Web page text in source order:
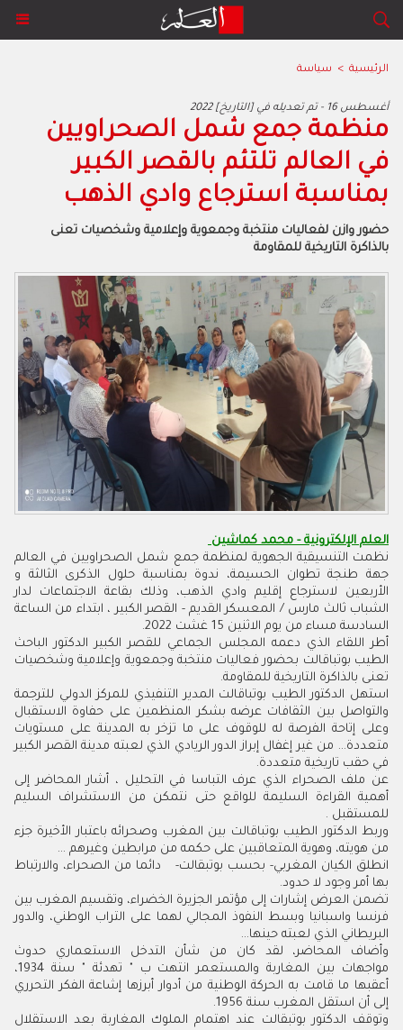
الرئيسية > سياسة
2022 أغسطس 16 - تم تعديله في [التاريخ]
منظمة جمع شمل الصحراويين
في العالم تلتئم بالقصر الكبير
بمناسبة استرجاع وادي الذهب
حضور وازن لفعاليات منتخبة وجمعوية وإعلامية وشخصيات تعنى
بالذاكرة التاريخية للمقاومة
العلم الإلكترونية - محمد كماشين
نظمت التنسيقية الجهوية لمنظمة جمع شمل الصحراويين في العالم
جهة طنجة تطوان الحسيمة، ندوة بمناسبة حلول الذكرى الثالثة و
الأربعين لاسترجاع إقليم وادي الذهب، وذلك بقاعة الاجتماعات لدار
الشباب ثالث مارس / المعسكر القديم - القصر الكبير ، ابتداء من الساعة
السادسة مساء من يوم الاثنين 15 غشت 2022.
أطر اللقاء الذي دعمه المجلس الجماعي للقصر الكبير الدكتور الباحث
الطيب بوتباقالت بحضور فعاليات منتخبة وجمعوية وإعلامية وشخصيات
تعنى بالذاكرة التاريخية للمقاومة.
استهل الدكتور الطيب بوتباقالت المدير التنفيذي للمركز الدولي للترجمة
والتواصل بين الثقافات عرضه بشكر المنظمين على حفاوة الاستقبال
وعلى إتاحة الفرصة له للوقوف على ما تزخر به المدينة على مستويات
متعددة... من غير إغفال إبراز الدور الريادي الذي لعبته مدينة القصر الكبير
في حقب تاريخية متعددة.
عن ملف الصحراء الذي عرف التباسا في التحليل ، أشار المحاضر إلى
أهمية القراءة السليمة للواقع حتى نتمكن من الاستشراف السليم
للمستقبل .
وربط الدكتور الطيب بوتباقالت بين المغرب وصحرائه باعتبار الأخيرة جزء
من هويته، وهوية المتعاقبين على حكمه من مرابطين وغيرهم ...
انطلق الكيان المغربي- بحسب بوتبقالت- دائما من الصحراء، والارتباط
بها أمر وجود لا حدود.
تضمن العرض إشارات إلى مؤتمر الجزيرة الخضراء، وتقسيم المغرب بين
فرنسا واسبانيا وبسط النفوذ المجالي لهما على التراب الوطني، والدور
البريطاني الذي لعبته حينها...
وأضاف المحاضر، لقد كان من شأن التدخل الاستعماري حدوث
مواجهات بين المغاربة والمستعمر انتهت ب " تهدئة " سنة 1934،
أعقبها ما قامت به الحركة الوطنية من أدوار أبرزها إشاعة الفكر التحرري
إلى أن استقل المغرب سنة 1956.
وتوقف الدكتور بوتبقالت عند اهتمام الملوك المغاربة بعد الاستقلال